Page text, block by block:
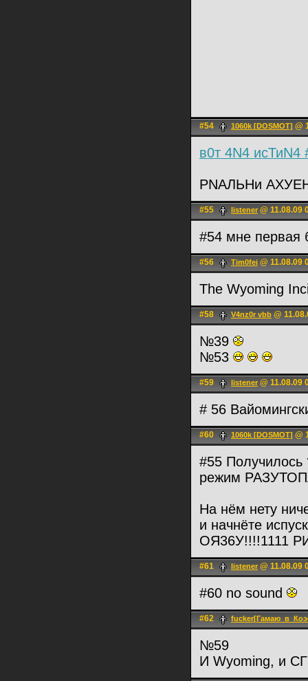
#54 1060k [DOSMOT] @
в0т 4N4 исТиN4
РNАЛЬНи
#55 listener @ 11.08.09
#54 мне первая
#56 Tim0fei @ 11.08.09
The Wyoming
#58 V4nz0r vbb @
№39
№53
#59 listener @ 11.08.09
# 56
#60 1060k [DOSMOT] @
#55 Получилось
режим
На нём нету
и начнёте
ОЯ36У!!!!1111
#61 listener @ 11.08.09
#60 no sound
#62
№59
И Wyoming, и